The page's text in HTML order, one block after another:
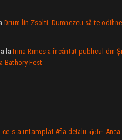
la Drum lin Zsolti. Dumnezeu sã te
la Irina Rimes a încântat publicul din
Bathory Fest
ce s-a intamplat Afla detalii ajofm Anca